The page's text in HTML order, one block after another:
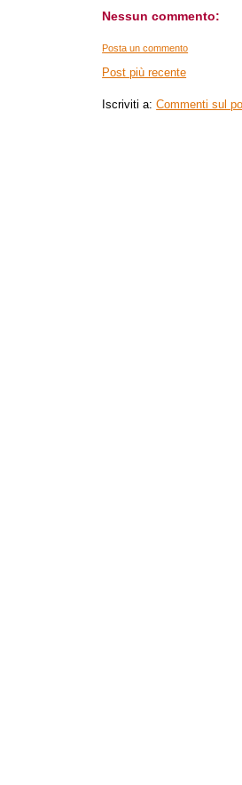
Nessun commento:
Posta un commento
Post più recente
Iscriviti a:Commenti sul